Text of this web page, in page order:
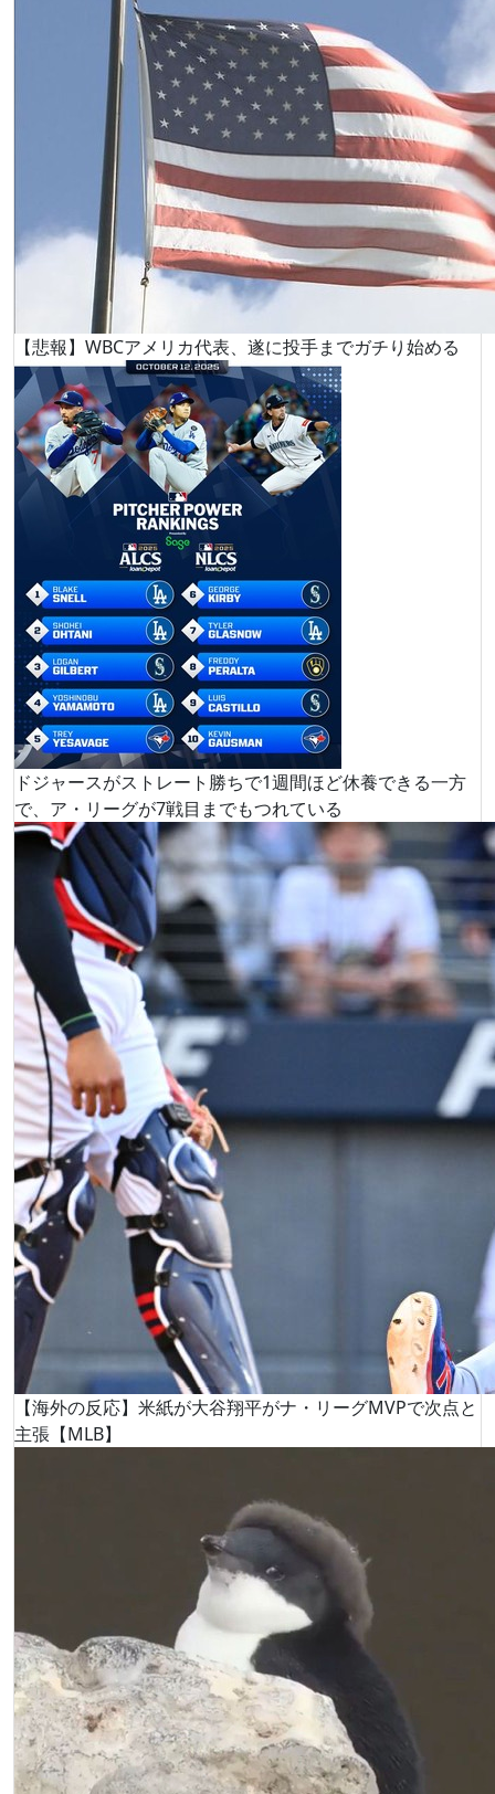
【悲報】WBCアメリカ代表、遂に投手までガチり始める
ドジャースがストレート勝ちで1週間ほど休養できる一方
で、ア・リーグが7戦目までもつれている
【海外の反応】米紙が大谷翔平がナ・リーグMVPで次点と
主張【MLB】